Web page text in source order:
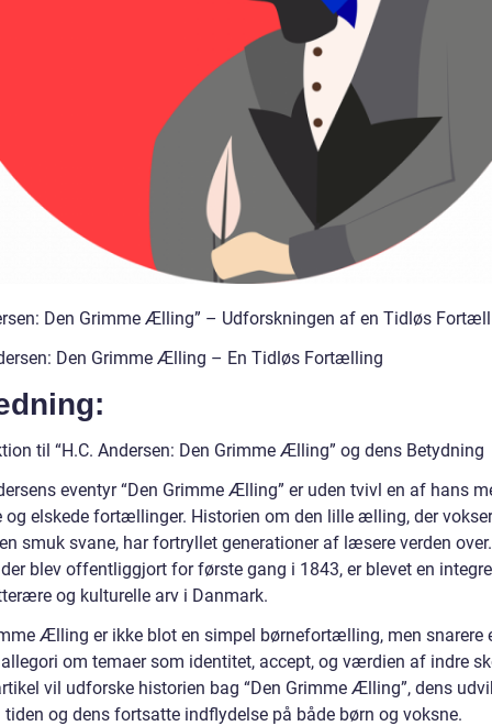
Den Grimme Ælling” – Udforskningen af en Tidløs
Den Grimme Ælling – En Tidløs Fortælling
til “H.C. Andersen: Den Grimme Ælling” og dens Betydning
eventyr “Den Grimme Ælling” er uden tvivl en af hans
og elskede fortællinger. Historien om den lille ælling, der
smuk svane, har fortryllet generationer af læsere verden
der blev offentliggjort for første gang i 1843, er blevet en
og kulturelle arv i Danmark.
Ælling er ikke blot en simpel børnefortælling, men snarere
om temaer som identitet, accept, og værdien af indre
vil udforske historien bag “Den Grimme Ælling”, dens
tiden og dens fortsatte indflydelse på både børn og voksne.